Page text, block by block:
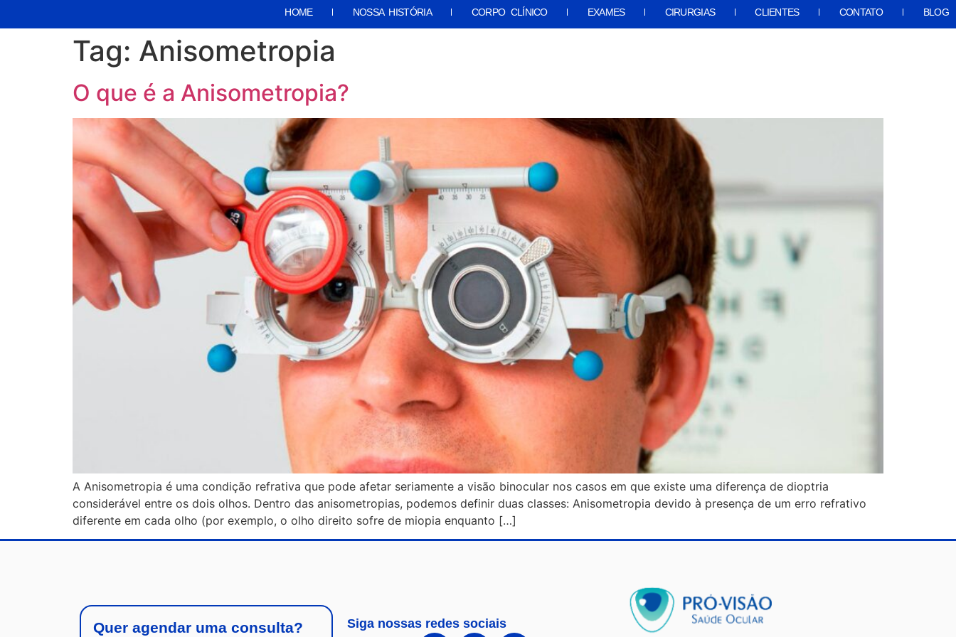
HOME NOSSA HISTÓRIA CORPO CLÍNICO EXAMES CIRURGIAS CLIENTES CONTATO BLOG
Tag: Anisometropia
O que é a Anisometropia?
A Anisometropia é uma condição refrativa que pode afetar seriamente a visão binocular nos casos em que existe uma diferença de dioptria
considerável entre os dois olhos. Dentro das anisometropias, podemos definir duas classes: Anisometropia devido à presença de um erro refrativo
diferente em cada olho (por exemplo, o olho direito sofre de miopia enquanto […]
Quer agendar uma consulta? Siga nossas redes sociais